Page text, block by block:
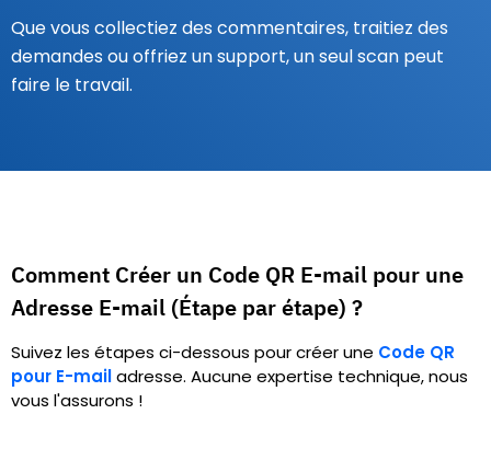
Que vous collectiez des commentaires, traitiez des
demandes ou offriez un support, un seul scan peut
faire le travail.
Comment Créer un Code QR E-mail pour une
Adresse E-mail (Étape par étape) ?
Suivez les étapes ci-dessous pour créer une Code QR
pour E-mailadresse. Aucune expertise technique, nous
vous l'assurons !